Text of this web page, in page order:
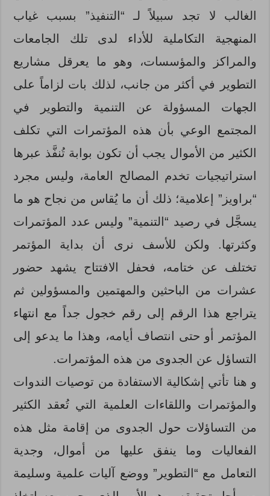
الغالب لا تجد سبيلاً لـ “التنفيذ” بسبب غياب
المنهجية التكاملية للأداء لدى تلك الجامعات
والمراكز والمؤسسات، وهو ما يعرقل مشاريع
التطوير في أكثر من جانب، لذلك بات لزاماً على
الجهات المسؤولة عن التنمية والتطوير في
المجتمع الوعي بأن هذه المؤتمرات التي تكلف
الكثير من الأموال يجب أن تكون بوابة تُنفَّذ عبرها
استراتيجيات تخدم المصالح العامة، وليس مجرد
“براويز” إعلامية؛ ذلك أن ما يُقاس من نجاح هو ما
يسجَّل في رصيد “التنمية” وليس عدد المؤتمرات
وكثرتها. ولكن للأسف نرى أن بداية المؤتمر
تختلف عن ختامه، فحفل الافتتاح يشهد حضور
عشرات من الباحثين والمهتمين والمسؤولين ثم
يتراجع هذا الرقم إلى رقم خجول جداً مع انتهاء
المؤتمر أو حتى انتصاف أيامه، وهذا ما يدعو إلى
التساؤل عن الجدوى من هذه المؤتمرات.
و هنا تأتي إشكالية الاستفادة من توصيات الندوات
والمؤتمرات واللقاءات العلمية التي تُعقد الكثير
من التساؤلات حول الجدوى من إقامة مثل هذه
الفعاليات وما ينفق عليها من أموال، وجدية
التعامل مع “التطوير” ووضع آليات علمية وسليمة